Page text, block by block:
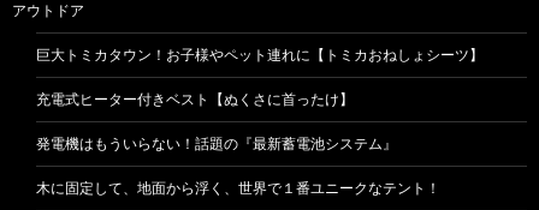
アウトドア
巨大トミカタウン！お子様やペット連れに【トミカおねしょシーツ】
充電式ヒーター付きベスト【ぬくさに首ったけ】
発電機はもういらない！話題の『最新蓄電池システム』
木に固定して、地面から浮く、世界で１番ユニークなテント！